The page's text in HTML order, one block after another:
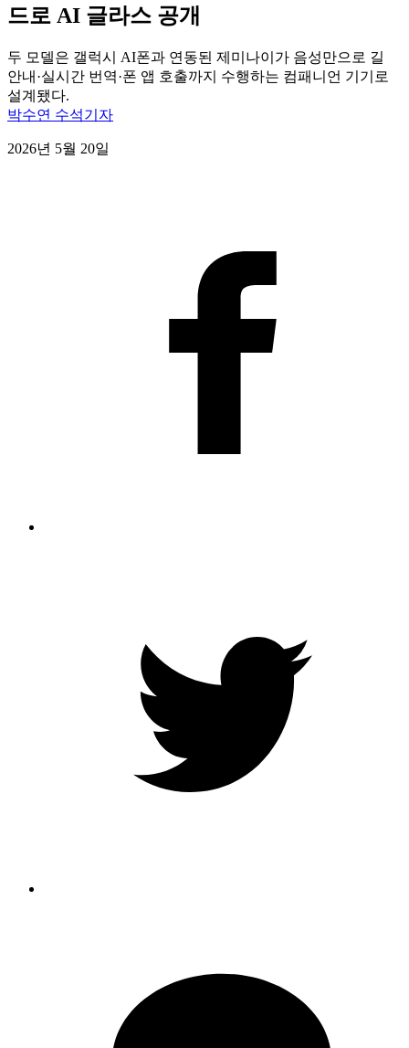
드로 AI 글라스 공개
두 모델은 갤럭시 AI폰과 연동된 제미나이가 음성만으로 길
안내·실시간 번역·폰 앱 호출까지 수행하는 컴패니언 기기로
설계됐다.
박수연 수석기자
2026년 5월 20일